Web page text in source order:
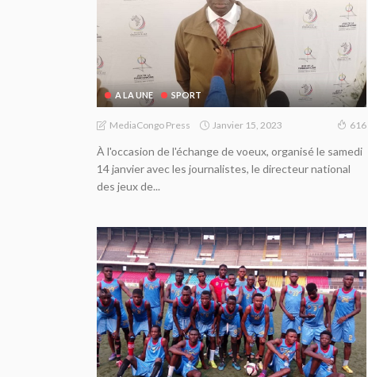
A LA UNE SPORT
MediaCongo Press Janvier 15, 2023 616
À l'occasion de l'échange de voeux, organisé le samedi
14 janvier avec les journalistes, le directeur national
des jeux de...